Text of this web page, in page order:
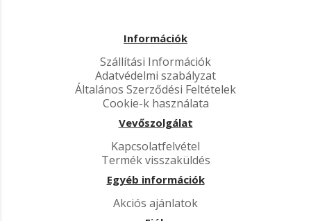
Információk
Szállítási Információk
Adatvédelmi szabályzat
Általános Szerződési Feltételek
Cookie-k használata
Vevőszolgálat
Kapcsolatfelvétel
Termék visszaküldés
Egyéb információk
Akciós ajánlatok